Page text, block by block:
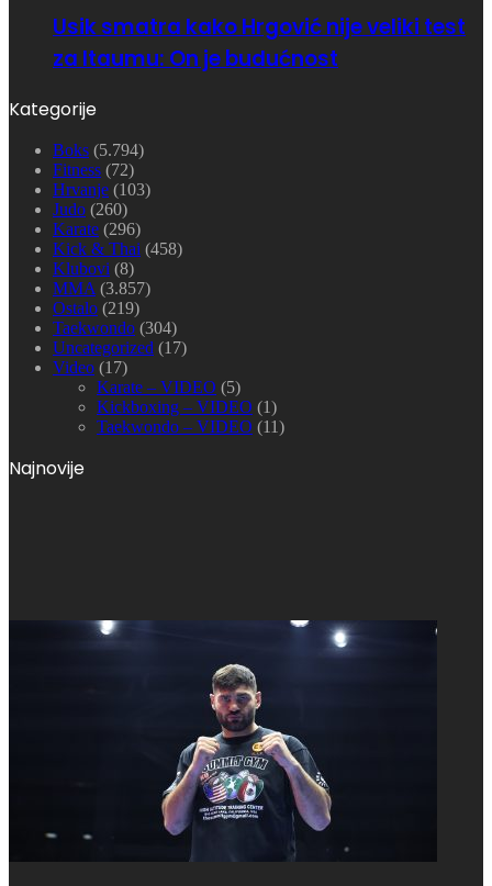
Usik smatra kako Hrgović nije veliki test
za Itaumu: On je budućnost
Kategorije
Boks (5.794)
Fitness (72)
Hrvanje (103)
Judo (260)
Karate (296)
Kick & Thai (458)
Klubovi (8)
MMA (3.857)
Ostalo (219)
Taekwondo (304)
Uncategorized (17)
Video (17)
Karate – VIDEO (5)
Kickboxing – VIDEO (1)
Taekwondo – VIDEO (11)
Najnovije